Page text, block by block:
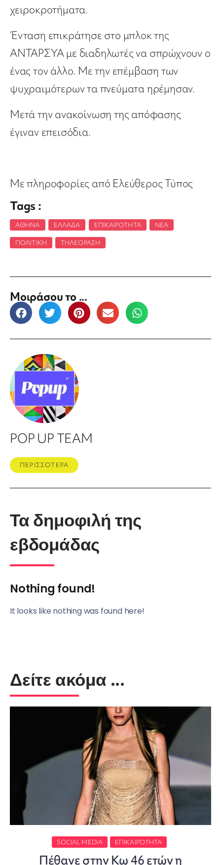
χειροκροτήματα.
Ένταση επικράτησε στο μπλοκ της
ΑΝΤΑΡΣΥΑ με διαδηλωτές να σπρώχνουν ο
ένας τον άλλο. Με την επέμβαση των
ψυχραιμότερων τα πνεύματα ηρέμησαν.
Μετά την ανακοίνωση της απόφασης
έγιναν επεισόδια.
Με πληροφορίες από Ελεύθερος Τύπος
Tags :
ΑΘΉΝΑ ΕΛΛΆΔΑ ΕΠΙΚΑΙΡΌΤΗΤΑ ΝΈΑ
ΠΟΛΙΤΙΚΉ ΤΗΛΕΌΡΑΣΗ
Μοιράσου το ...
POP UP TEAM
ΠΕΡΙΣΣΟΤΕΡΑ
Τα δημοφιλή της
εβδομάδας
Nothing found!
It looks like nothing was found here!
Δείτε ακόμα ...
SOCIAL MEDIA ΕΠΙΚΑΙΡΌΤΗΤΑ
Πέθανε στην Κω 46 ετών η